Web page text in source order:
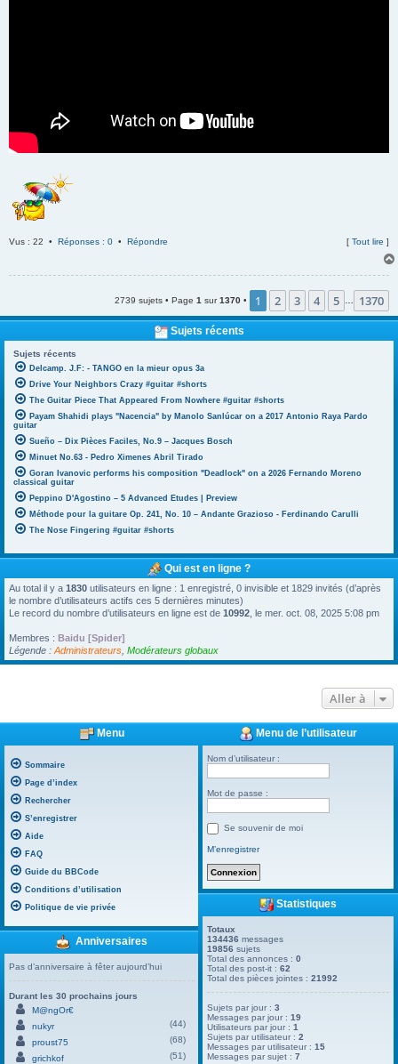
Vus : 22 • Réponses : 0 • Répondre [ Tout lire ]
2739 sujets • Page 1 sur1370 • 1 2 3 4 5 1370
Sujets récents
Sujets récents
Delcamp. J.F: - TANGO en la mieur opus 3a
Drive Your Neighbors Crazy #guitar #shorts
The Guitar Piece That Appeared From Nowhere #guitar #shorts
Payam Shahidi plays "Nacencia" by Manolo Sanlúcar on a 2017 Antonio Raya Pardo
guitar
Sueño – Dix Pièces Faciles, No.9 – Jacques Bosch
Minuet No.63 - Pedro Ximenes Abril Tirado
Goran Ivanovic performs his composition "Deadlock" on a 2026 Fernando Moreno
classical guitar
Peppino D'Agostino – 5 Advanced Etudes | Preview
Méthode pour la guitare Op. 241, No. 10 – Andante Grazioso - Ferdinando Carulli
The Nose Fingering #guitar #shorts
Qui est en ligne ?
Au total il y a 1830 utilisateurs en ligne : 1 enregistré, 0 invisible et 1829 invités (d’après
le nombre d’utilisateurs actifs ces 5 dernières minutes)
Le record du nombre d’utilisateurs en ligne est de 10992 , le mer. oct. 08, 2025 5:08 pm
Membres : Baidu [Spider]
Légende : Administrateurs Modérateurs globaux
Aller à
Menu
Sommaire
Page d’index
Rechercher
S’enregistrer
Aide
FAQ
Guide du BBCode
Conditions d’utilisation
Politique de vie privée
Anniversaires
Pas d’anniversaire à fêter aujourd’hui
Durant les 30 prochains jours
M@ngOr€
nukyr
(44)
proust75
(68)
grichkof
(51)
Menu de l’utilisateur
Nom d’utilisateur :
Mot de passe :
Se souvenir de moi
M’enregistrer
Statistiques
Totaux
134436 messages
19856 sujets
Total des annonces :0
Total des post-it :62
Total des pièces jointes :21992
Sujets par jour :3
Messages par jour :19
Utilisateurs par jour :1
Sujets par utilisateur :2
Messages par utilisateur :15
Messages par sujet :7